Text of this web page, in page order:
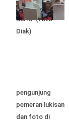
Muhamad Al
Barra. (foto:
Diak)
pengunjung
pemeran lukisan
dan foto di